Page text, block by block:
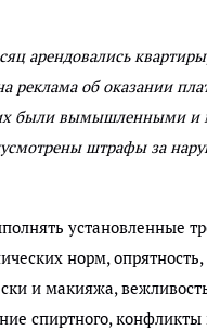
арендовались
реклама об оказании
были вымышленными и
штрафы за
установленные
норм,
и макияжа,
спиртного,